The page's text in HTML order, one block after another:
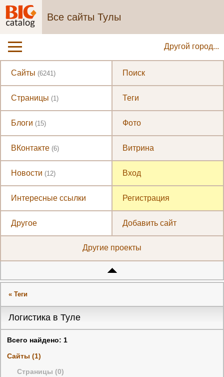
Все сайты Тулы
Другой город...
Сайты (6241)
Страницы (1)
Блоги (15)
ВКонтакте (6)
Новости (12)
Интересные ссылки
Другое
Поиск
Теги
Фото
Витрина
Вход
Регистрация
Добавить сайт
Другие проекты
« Теги
Логистика в Туле
Всего найдено: 1
Сайты (1)
Страницы (0)